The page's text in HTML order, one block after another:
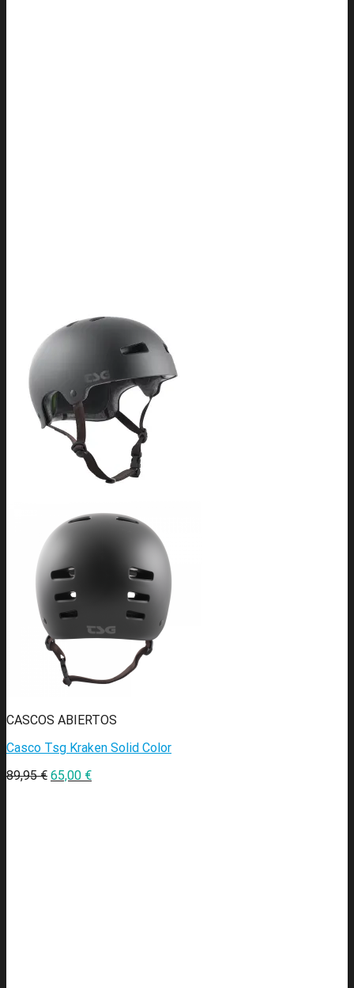
CASCOS ABIERTOS
Casco Tsg Kraken Solid Color
89,95€ 65,00 €